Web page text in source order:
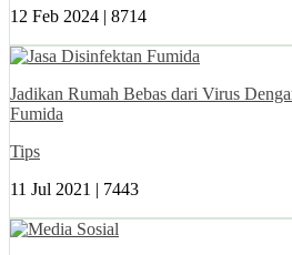
12 Feb 2024 | 8714
Jadikan Rumah Bebas dari Virus
Fumida
Tips
11 Jul 2021 | 7443